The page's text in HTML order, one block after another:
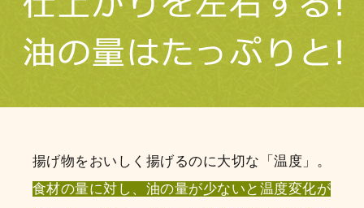
揚げ物をおいしく揚げるのに大切な「温度」。
食材の量に対し、油の量が少ないと温度変化が